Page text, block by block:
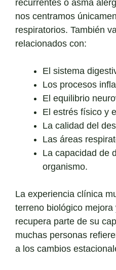
recurrentes o asma
nos centramos
respiratorios. También
relacionados con:
El sistema
Los procesos
El equilibrio
El estrés físico y
La calidad del
Las áreas
La capacidad de
organismo.
La experiencia clínica
terreno biológico
recupera parte de su
muchas personas
a los cambios